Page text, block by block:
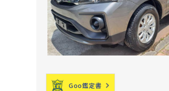
Goo鑑定書